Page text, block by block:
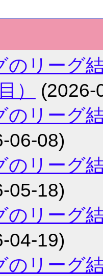
のリーグ
）
(2026-
のリーグ
06-08)
のリーグ
05-18)
のリーグ
04-19)
のリーグ